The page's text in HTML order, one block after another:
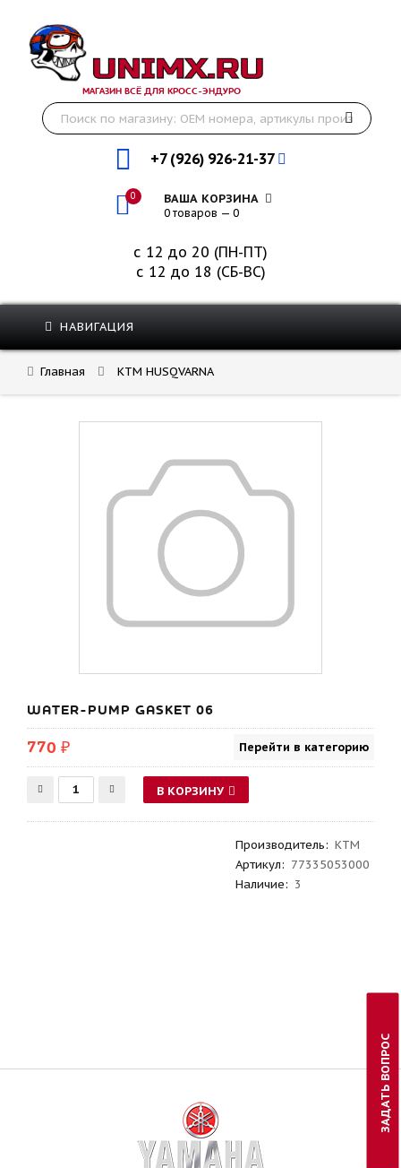
МАГАЗИН ВСЁ ДЛЯ КРОСС-ЭНДУРО
+7 (926) 926-21-37
0 ВАША КОРЗИНА
0 товаров — 0
с 12 до 20 (ПН-ПТ)
с 12 до 18 (СБ-ВС)
НАВИГАЦИЯ
Главная KTM HUSQVARNA
WATER-PUMP GASKET 06
770 ₽ Перейти в категорию
В КОРЗИНУ
Производитель: KTM
Артикул: 77335053000
Наличие: 3
ЗАДАТЬ ВОПРОС